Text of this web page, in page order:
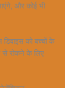
और कोई भी
को बच्चों के
से रोकने के लिए